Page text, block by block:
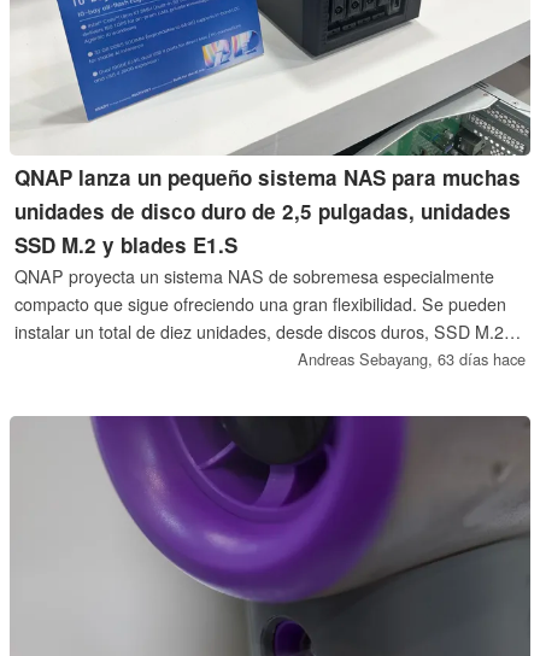
QNAP lanza un pequeño sistema NAS para muchas
unidades de disco duro de 2,5 pulgadas, unidades
SSD M.2 y blades E1.S
QNAP proyecta un sistema NAS de sobremesa especialmente
compacto que sigue ofreciendo una gran flexibilidad. Se pueden
instalar un total de diez unidades, desde discos duros, SSD M.2
hasta las prácticas blades E1.S. El sistema puede incluso
Andreas Sebayang, 63 días hace